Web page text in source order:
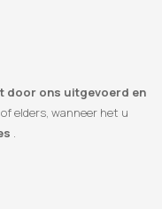
door ons uitgevoerd en
elders, wanneer het u
.